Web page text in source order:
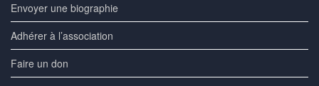
Envoyer une biographie
Adhérer à l’association
Faire un don